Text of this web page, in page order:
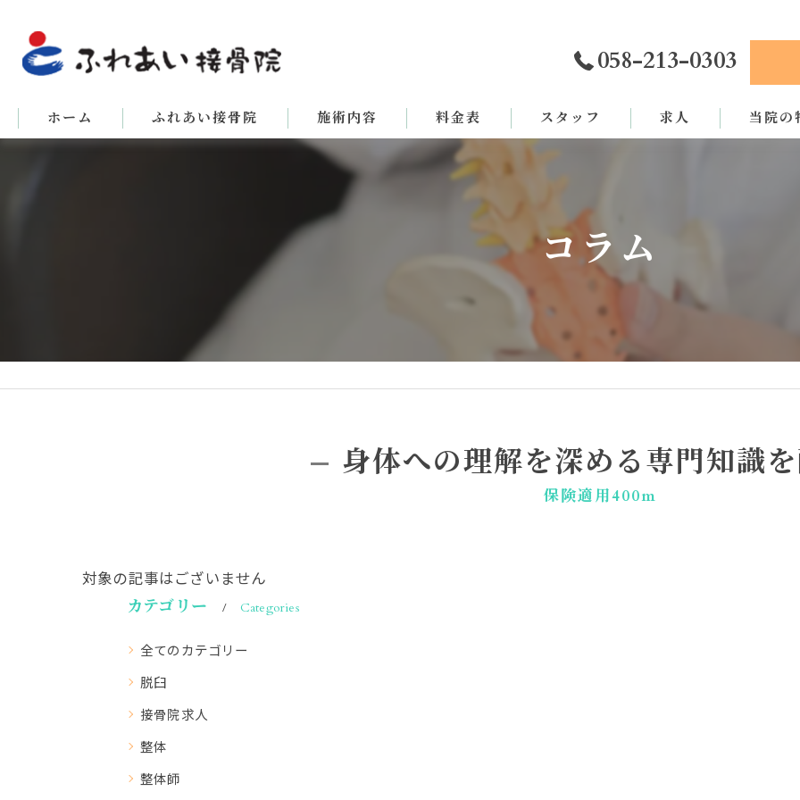
058-213-0303
ホーム ふれあい接骨院 施術内容 料金表 スタッフ 求人 当院の
コラム
身体への理解を深める専門知識
保険適用400m
対象の記事はございません
カテゴリー Categories
全てのカテゴリー
脱臼
接骨院求人
整体
整体師